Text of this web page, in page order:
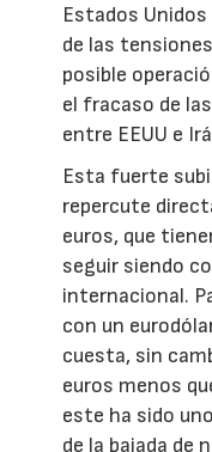
Estados
de las
posible
el fracaso de
entre EEUU e
Esta fuerte
repercute
euros, que
seguir siendo
internacional.
con un
cuesta, sin
euros menos
este ha sido
de la bajada de